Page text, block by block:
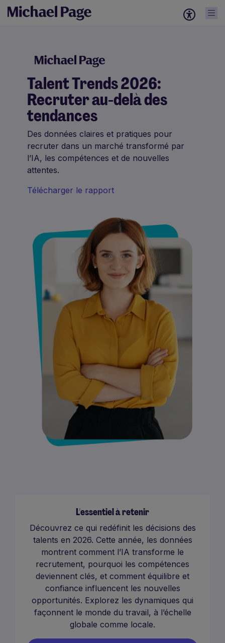
Talent Trends 2026:
Recruter au-delà des
tendances
Des données claires et pratiques pour
recruter dans un marché transformé par
l’IA, les compétences et de nouvelles
attentes.
Télécharger le rapport
L'essentiel à retenir
Découvrez ce qui redéfinit les décisions des
talents en 2026. Cette année, les données
montrent comment l’IA transforme le
recrutement, pourquoi les compétences
deviennent clés, et comment équilibre et
confiance influencent les nouvelles
opportunités. Explorez les dynamiques qui
façonnent le monde du travail, à l’échelle
globale comme locale.